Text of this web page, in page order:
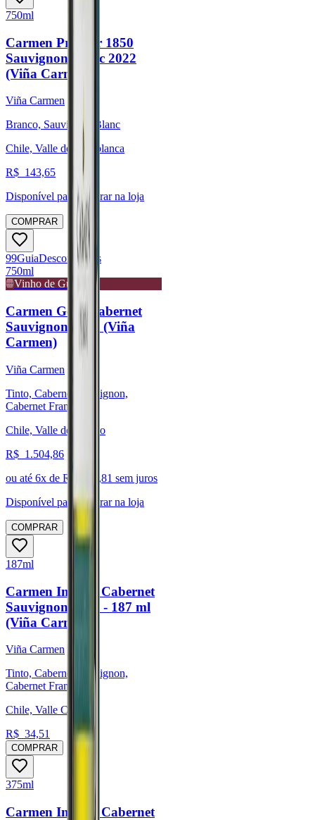
750ml
Carmen Premier 1850
Sauvignon Blanc 2022
(Viña Carmen)
Viña Carmen
Branco, Sauvignon Blanc
Chile, Valle de Casablanca
R$ 143,65
Disponível para: Retirar na loja
COMPRAR
99GuiaDescorchados
750ml
Vinho de Guarda
Carmen Gold Cabernet
Sauvignon 2018 (Viña
Carmen)
Viña Carmen
Tinto, Cabernet Sauvignon,
Cabernet Franc
Chile, Valle del Maipo
R$ 1.504,86
ou até 6x de R$ 250,81 sem juros
Disponível para: Retirar na loja
COMPRAR
187ml
Carmen Insigne Cabernet
Sauvignon 2024 - 187 ml
(Viña Carmen)
Viña Carmen
Tinto, Cabernet Sauvignon,
Cabernet Franc
Chile, Valle Central
R$ 34,51
COMPRAR
375ml
Carmen Insigne Cabernet